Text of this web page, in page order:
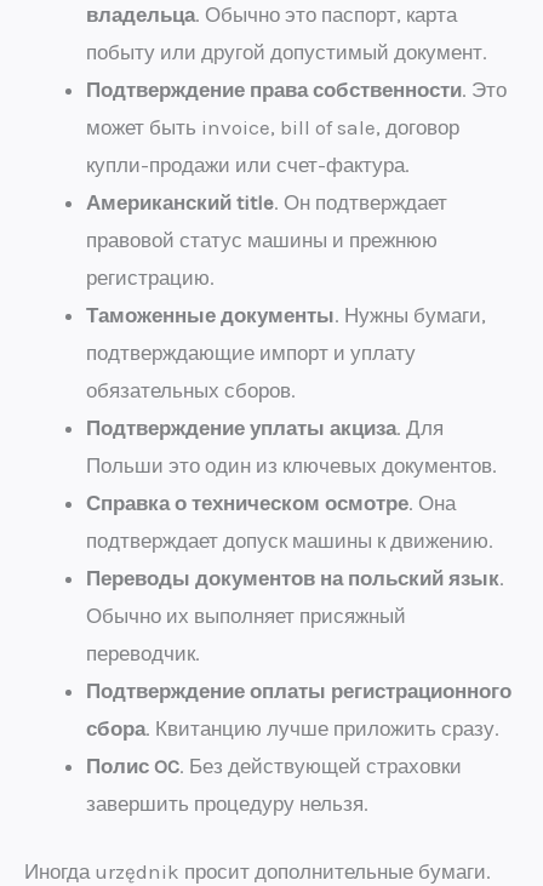
владельца. Обычно это паспорт, карта
побыту или другой допустимый документ.
Подтверждение права собственности. Это
может быть invoice, bill of sale, договор
купли-продажи или счет-фактура.
Американский title. Он подтверждает
правовой статус машины и прежнюю
регистрацию.
Таможенные документы. Нужны бумаги,
подтверждающие импорт и уплату
обязательных сборов.
Подтверждение уплаты акциза. Для
Польши это один из ключевых документов.
Справка о техническом осмотре. Она
подтверждает допуск машины к движению.
Переводы документов на польский язык.
Обычно их выполняет присяжный
переводчик.
Подтверждение оплаты регистрационного
сбора. Квитанцию лучше приложить сразу.
Полис OC. Без действующей страховки
завершить процедуру нельзя.
Иногда urzędnik просит дополнительные бумаги.